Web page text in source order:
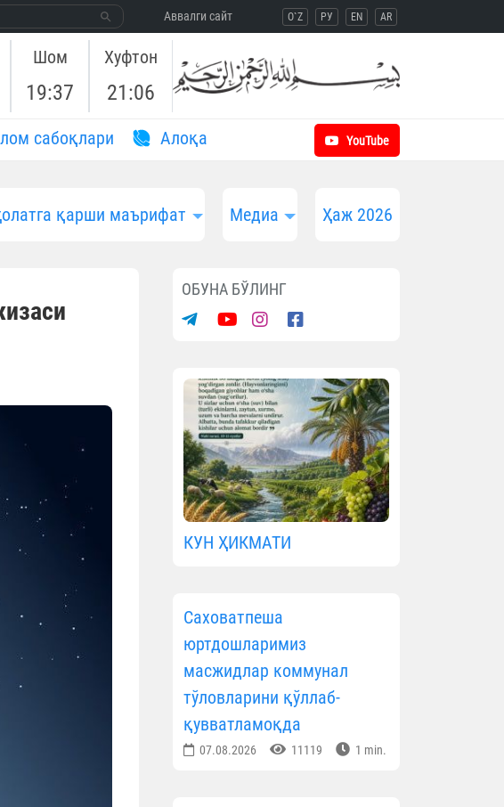
Aввалги сайт O`Z РУ EN AR
Шом
19:37
Хуфтон
21:06
сабоқлари Aлоқа YouTube
қарши маърифат Медиа Ҳаж 2026
ОБУНА БЎЛИНГ
КУН ҲИКМАТИ
Саховатпеша
юртдошларимиз
масжидлар коммунал
тўловларини қўллаб-
қувватламоқда
07.08.2026 11119 1 min.